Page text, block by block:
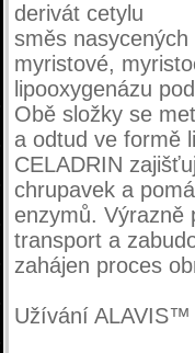
derivát cetylu
směs
myristové,
lipooxygenázu
Obě složky se
a odtud ve formě
CELADRIN
chrupavek a
enzymů. Výrazně
transport a
zahájen proces
Užívání ALAVIS™